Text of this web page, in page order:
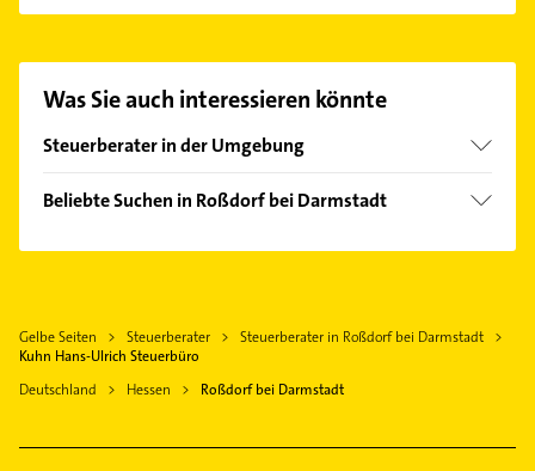
finden Sie alleKontaktdaten.
Was Sie auch interessieren könnte
Steuerberater in der Umgebung
Ober-Ramstadt
Darmstadt
Münster Hessen
Weiterstadt
Egelsbach
Beliebte Suchen in Roßdorf bei Darmstadt
Elektro Reparatur
Immobilienmakler
Gelbe Seiten Steuerberater
Steuerberater in Roßdorf bei Darmstadt
Kuhn Hans-Ulrich Steuerbüro
Deutschland
Hessen Roßdorf bei Darmstadt